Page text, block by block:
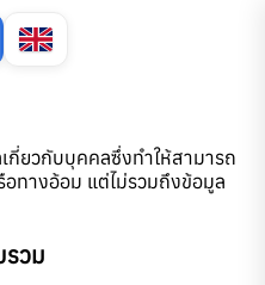
ยวกับบุคคลซึ่งทำให้สามารถ
ทางอ้อม แต่ไม่รวมถึงข้อมูล
รวม